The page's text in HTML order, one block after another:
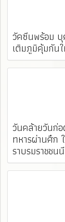
วัคซีนพร้อม
เติมภูมิคุ้มกัน
วันคล้ายวันก่
ทหารผ่านศึก
ราบรมราชช